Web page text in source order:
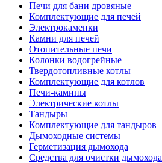
Печи для бани дровяные
Комплектующие для печей
Электрокаменки
Камни для печей
Отопительные печи
Колонки водогрейные
Твердотопливные котлы
Комплектующие для котлов
Печи-камины
Электрические котлы
Тандыры
Комплектующие для тандыров
Дымоходные системы
Герметизация дымохода
Средства для очистки дымохода